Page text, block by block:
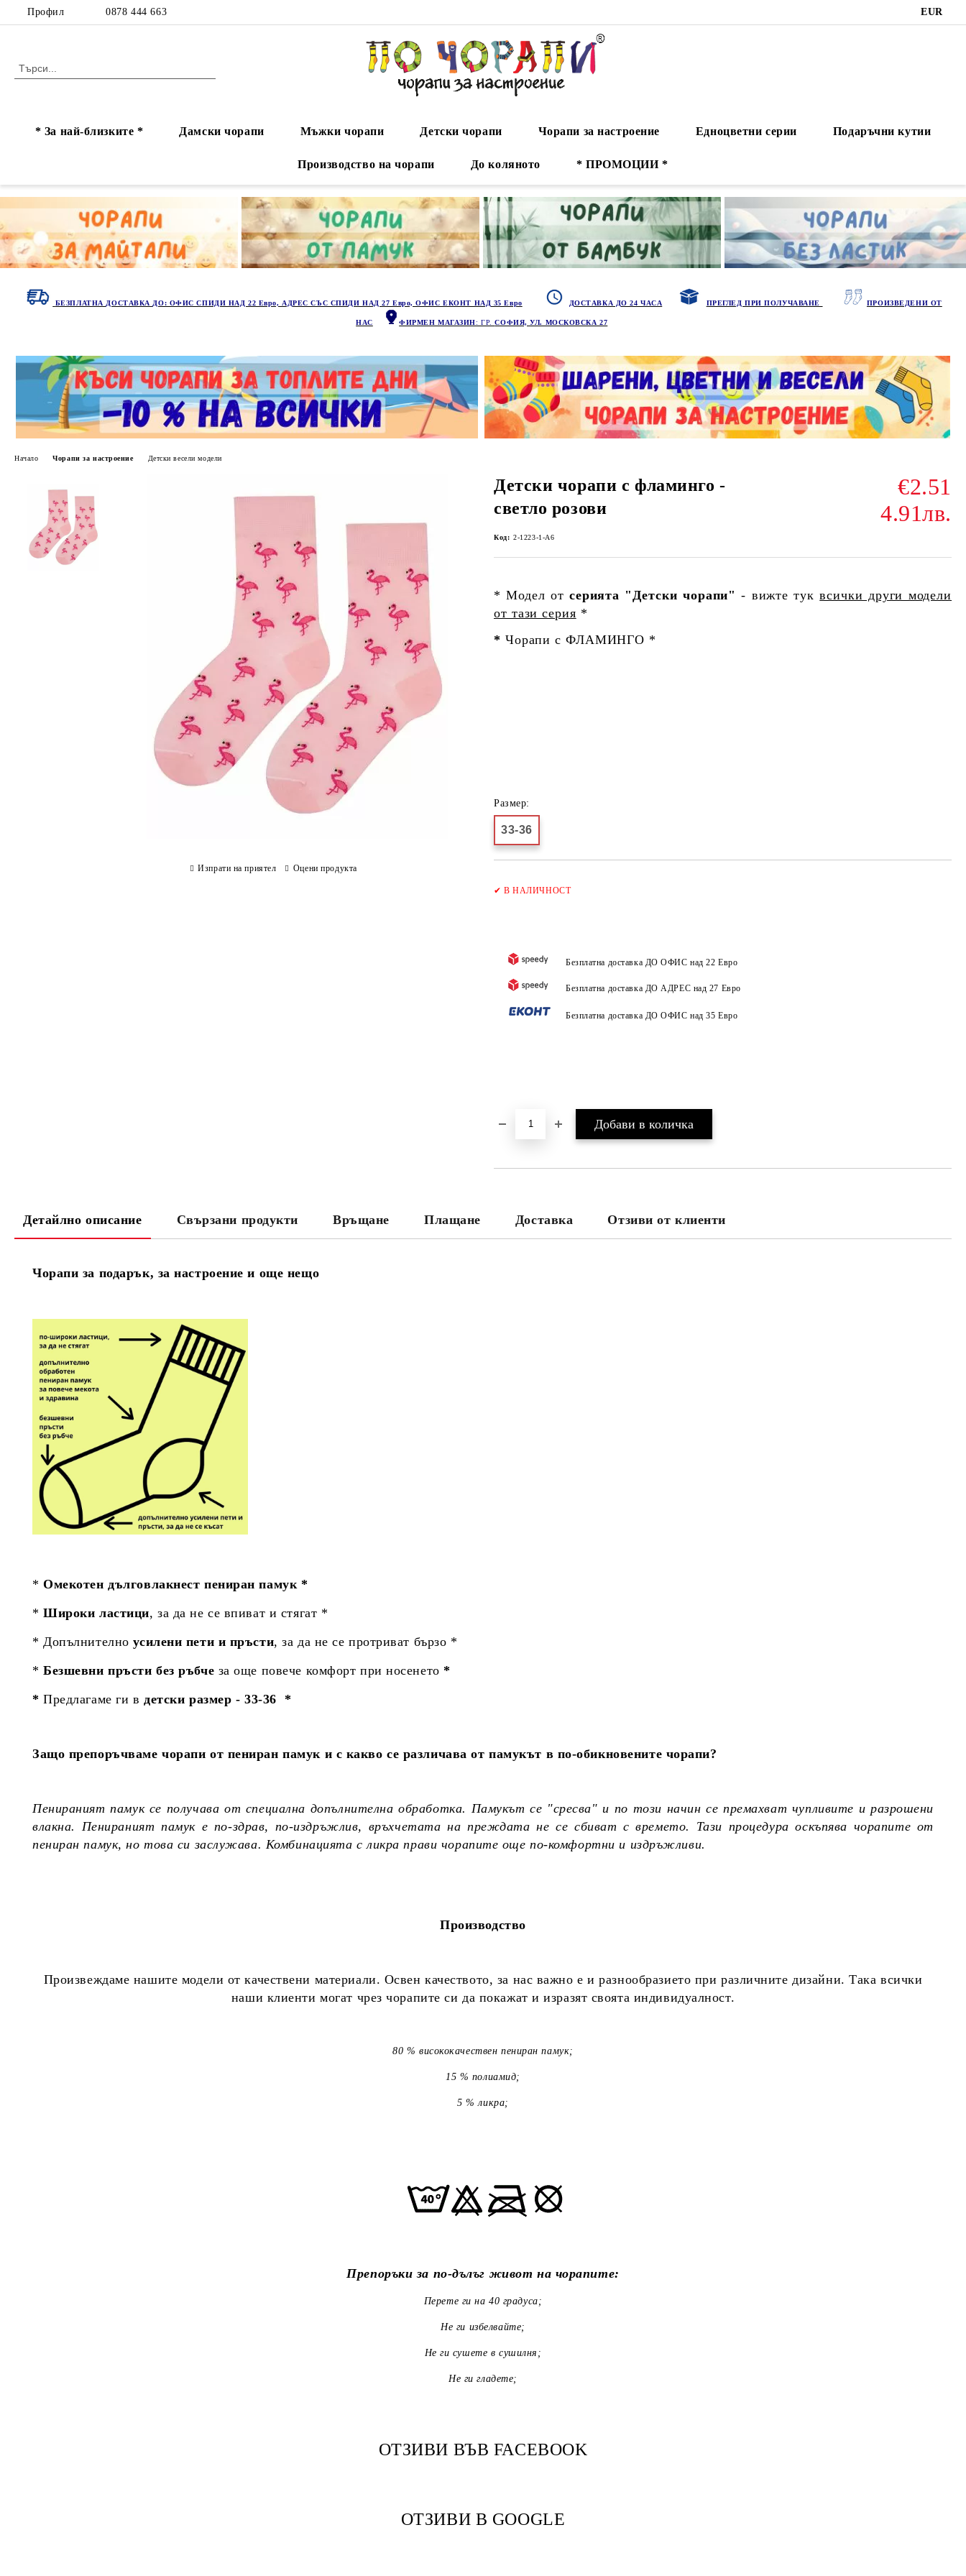
Профил 0878 444 663 EUR
* За най-близките * Дамски чорапи Мъжки чорапи Детски чорапи Чорапи за настроение Едноцветни серии Подаръчни кутии
Производство на чорапи До коляното * ПРОМОЦИИ *
БЕЗПЛАТНА ДОСТАВКА ДО: ОФИС СПИДИ НАД 22 Евро, АДРЕС СЪС СПИДИ НАД 27 Евро, ОФИС ЕКОНТ НАД 35 Евро ДОСТАВКА ДО 24 ЧАСА ПРЕГЛЕД ПРИ ПОЛУЧАВАНЕ ПРОИЗВЕДЕНИ ОТ
НАС ФИРМЕН МАГАЗИН: ГР.СОФИЯ, УЛ. МОСКОВСКА 27
Начало Чорапи за настроение Детски весели модели
Детски чорапи с фламинго -
светло розови
€2.51
4.91лв.
Код: 2-1223-1-А6
* Модел от серията "Детски чорапи" - вижте туквсички други модели
от тази серия *
* Чорапи с ФЛАМИНГО *
Размер:
33-36
✔В НАЛИЧНОСТ
Безплатна доставка ДО ОФИС над 22 Евро
Безплатна доставка ДО АДРЕС над 27 Евро
Безплатна доставка ДО ОФИС над 35 Евро
Изпрати на приятел Оцени продукта
Детайлно описание Свързани продукти Връщане Плащане Доставка Отзиви от клиенти
Чорапи за подарък, за настроение и още нещо
*Омекотен дълговлакнест пениран памук *
*Широки ластици, за да не се впиват и стягат *
* Допълнителноусилени пети и пръсти, за да не се протриват бързо *
*Безшевни пръсти без ръбче за още повече комфорт при носенето *
*Предлагаме ги в детски размер - 33-36 *
Защо препоръчваме чорапи от пениран памук и с какво се различава от памукът в по-обикновените чорапи?
Пенираният памук се получава от специална допълнителна обработка. Памукът се "сресва" и по този начин се премахват чупливите и разрошени
влакна. Пенираният памук е по-здрав, по-издръжлив, връхчетата на преждата не се сбиват с времето. Тази процедура оскъпява чорапите от
пениран памук, но това си заслужава. Комбинацията с ликра прави чорапите още по-комфортни и издръжливи.
Производство
Произвеждаме нашите модели от качествени материали. Освен качеството, за нас важно е и разнообразието при различните дизайни. Така всички
наши клиенти могат чрез чорапите си да покажат и изразят своята индивидуалност.
80 % висококачествен пениран памук;
15 % полиамид;
5 % ликра;
Препоръки за по-дълъг живот на чорапите:
Перете ги на 40 градуса;
Не ги избелвайте;
Не ги сушете в сушилня;
Не ги гладете;
ОТЗИВИ ВЪВ FACEBOOK
ОТЗИВИ В GOOGLE